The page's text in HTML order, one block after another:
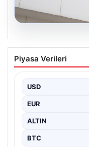
07.08.2026
Mekke Ortak
DMM’den
Piyasa Verileri
USD
EUR
ALTIN
BTC